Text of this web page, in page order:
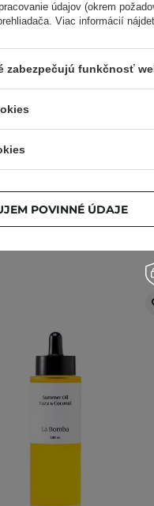
- Relaxačný telový olej
kokosu a mandlí - 50 ml
11,90 €
údajov (okrem
Viac informácií
zabezpečujú funkčnosť
POVINNÉ ÚDAJE